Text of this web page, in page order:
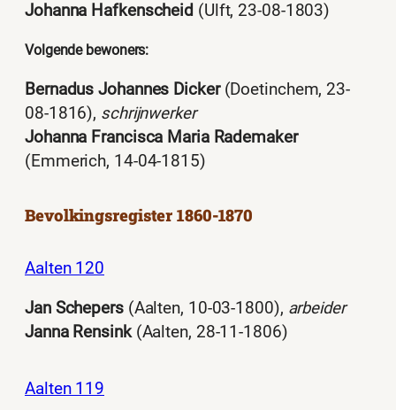
Johanna Hafkenscheid (Ulft, 23-08-1803)
Volgende bewoners:
Bernadus Johannes Dicker(Doetinchem, 23-
08-1816), schrijnwerker
Johanna Francisca Maria Rademaker
(Emmerich, 14-04-1815)
Bevolkingsregister 1860-1870
Aalten 120
Jan Schepers(Aalten, 10-03-1800), arbeider
Janna Rensink(Aalten, 28-11-1806)
Aalten 119